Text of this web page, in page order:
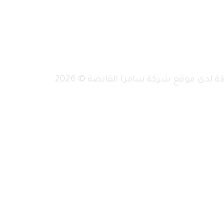
موقع شركة سامرا القابضة © 2026